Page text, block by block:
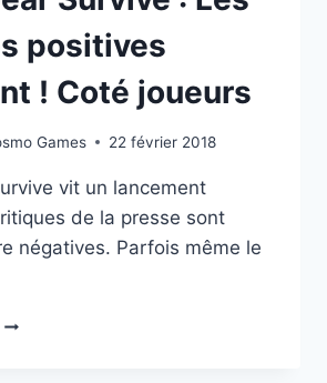
positives
! Coté joueurs
Games 22 février 2018
vit un lancement
de la presse sont
négatives. Parfois même le